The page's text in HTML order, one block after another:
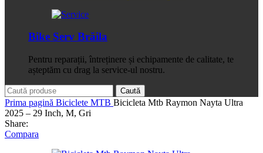
Bike Serv Brăila
Pentru reparații, întreținere și echipamente de calitate, te
așteptăm cu drag la service-ul nostru.
Caută
Prima pagină Biciclete MTB Bicicleta Mtb Raymon Nayta Ultra
2025 – 29 Inch, M, Gri
Share:
Compara